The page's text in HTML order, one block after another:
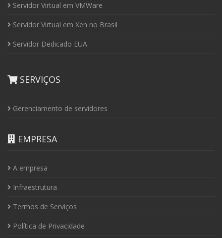
Servidor Virtual em VMWare
Servidor Virtual em Xen no Brasil
Servidor Dedicado EUA
SERVIÇOS
Gerenciamento de servidores
EMPRESA
A empresa
Infraestrutura
Termos de Serviços
Política de Privacidade